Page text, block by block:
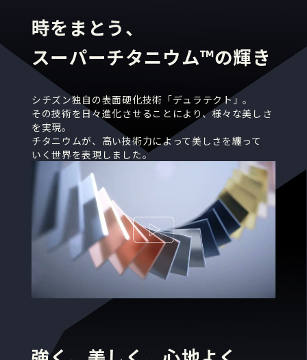
時をまとう、
スーパーチタニウム™の輝き
シチズン独自の表面硬化技術「デュラテクト」。
その技術を日々進化させることにより、様々な美しさ
を実現。
チタニウムが、高い技術力によって美しさを纏って
いく世界を表現しました。